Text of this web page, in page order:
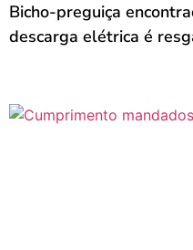
Bicho-preguiça
descarga elétrica é